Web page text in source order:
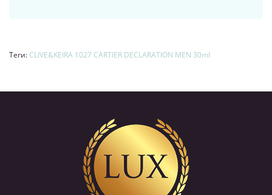
Теги: CLIVE&KEIRA 1027 CARTIER DECLARATION MEN 30ml